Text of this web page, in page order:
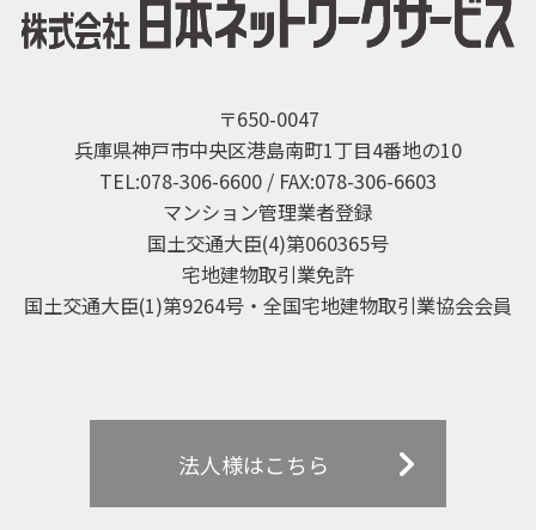
〒650-0047
兵庫県神戸市中央区港島南町1丁目4番地の10
TEL:078-306-6600 / FAX:078-306-6603
マンション管理業者登録
国土交通大臣(4)第060365号
宅地建物取引業免許
国土交通大臣(1)第9264号・全国宅地建物取引業協会会員
法人様はこちら